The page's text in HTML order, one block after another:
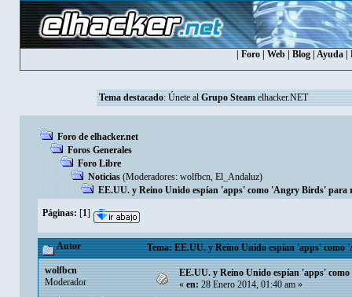
Foro Web Blog Ayuda
Tema destacado: Únete al Grupo Steamelhacker.NET
Foro de elhacker.net
Foros Generales
Foro Libre
Noticias (Moderadores: wolfbcn, El_Andaluz)
EE.UU. y Reino Unido espían 'apps' como 'Angry Birds' para
Páginas: [1]
Autor Tema: EE.UU. y Reino Unido espían 'apps' como
wolfbcn
Moderador
EE.UU. y Reino Unido espían 'apps'
«en:28 Enero 2014, 01:40 am »